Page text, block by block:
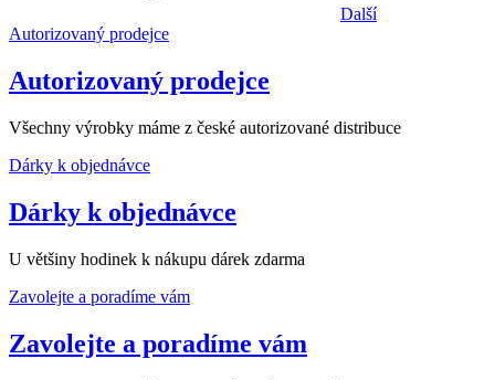
Další
Autorizovaný prodejce
Autorizovaný prodejce
Všechny výrobky máme z české autorizované distribuce
Dárky k objednávce
Dárky k objednávce
U většiny hodinek k nákupu dárek zdarma
Zavolejte a poradíme vám
Zavolejte a poradíme vám